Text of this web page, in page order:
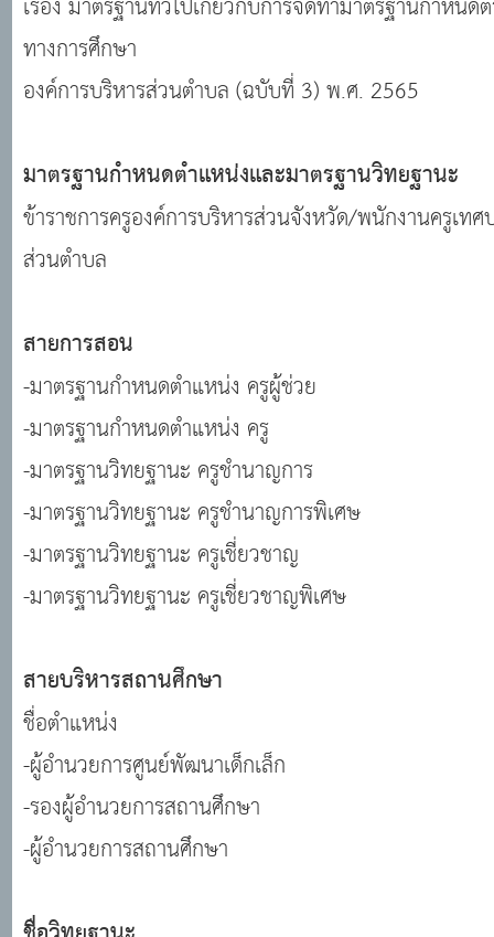
ทางการศึกษา
องค์การบริหารส่วนตำบล (ฉบับที่ 3) พ.ศ. 2565
มาตรฐานกำหนดตำแหน่งและมาตรฐานวิทยฐานะ
ข้าราชการครูองค์การบริหารส่วนจังหวัด/พนักงานครูเท
ส่วนตำบล
สายการสอน
-มาตรฐานกำหนดตำแหน่ง ครูผู้ช่วย
-มาตรฐานกำหนดตำแหน่ง ครู
-มาตรฐานวิทยฐานะ ครูชำนาญการ
-มาตรฐานวิทยฐานะ ครูชำนาญการพิเศษ
-มาตรฐานวิทยฐานะ ครูเชี่ยวชาญ
-มาตรฐานวิทยฐานะ ครูเชี่ยวชาญพิเศษ
สายบริหารสถานศึกษา
ชื่อตำแหน่ง
-ผู้อำนวยการศูนย์พัฒนาเด็กเล็ก
-รองผู้อำนวยการสถานศึกษา
-ผู้อำนวยการสถานศึกษา